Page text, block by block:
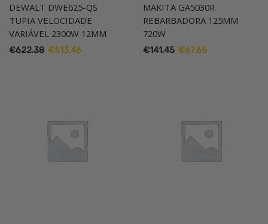
DEWALT DWE625-QS
TUPIA VELOCIDADE
VARIÁVEL 2300W 12MM
€622.38 O€513.46O
MAKITA GA5030R
REBARBADORA 125MM
720W
€141.45 O€67.65O